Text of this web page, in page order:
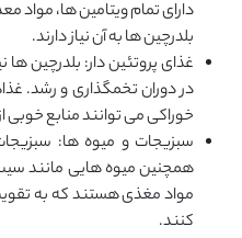
دارای تمام ویتامین ‌ها،
بلدرچین ‌ها به آن نیاز دارند.
غذای پروتئین دار: بلدرچین‌ ها
در دوران تخمگذاری و رشد.
خوراکی می ‌توانند منابع خوبی
سبزیجات و میوه ها:
همچنین میوه‌ هایی مانند سیب
مواد مغذی هستند که به
‌کنند.